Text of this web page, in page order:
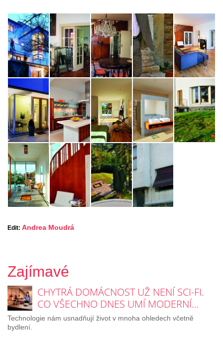
Edit: Andrea Moudrá
Zajímavé
CHYTRÁ DOMÁCNOST UŽ NENÍ SCI-FI.
CO VŠECHNO DNES UMÍ MODERNÍ…
Technologie nám usnadňují život v mnoha ohledech včetně
bydlení.